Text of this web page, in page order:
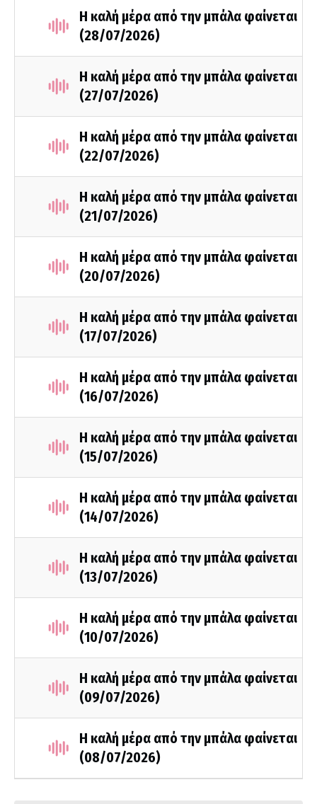
Η καλή μέρα από την μπάλα φαίνεται
(28/07/2026)
Η καλή μέρα από την μπάλα φαίνεται
(27/07/2026)
Η καλή μέρα από την μπάλα φαίνεται
(22/07/2026)
Η καλή μέρα από την μπάλα φαίνεται
(21/07/2026)
Η καλή μέρα από την μπάλα φαίνεται
(20/07/2026)
Η καλή μέρα από την μπάλα φαίνεται
(17/07/2026)
Η καλή μέρα από την μπάλα φαίνεται
(16/07/2026)
Η καλή μέρα από την μπάλα φαίνεται
(15/07/2026)
Η καλή μέρα από την μπάλα φαίνεται
(14/07/2026)
Η καλή μέρα από την μπάλα φαίνεται
(13/07/2026)
Η καλή μέρα από την μπάλα φαίνεται
(10/07/2026)
Η καλή μέρα από την μπάλα φαίνεται
(09/07/2026)
Η καλή μέρα από την μπάλα φαίνεται
(08/07/2026)